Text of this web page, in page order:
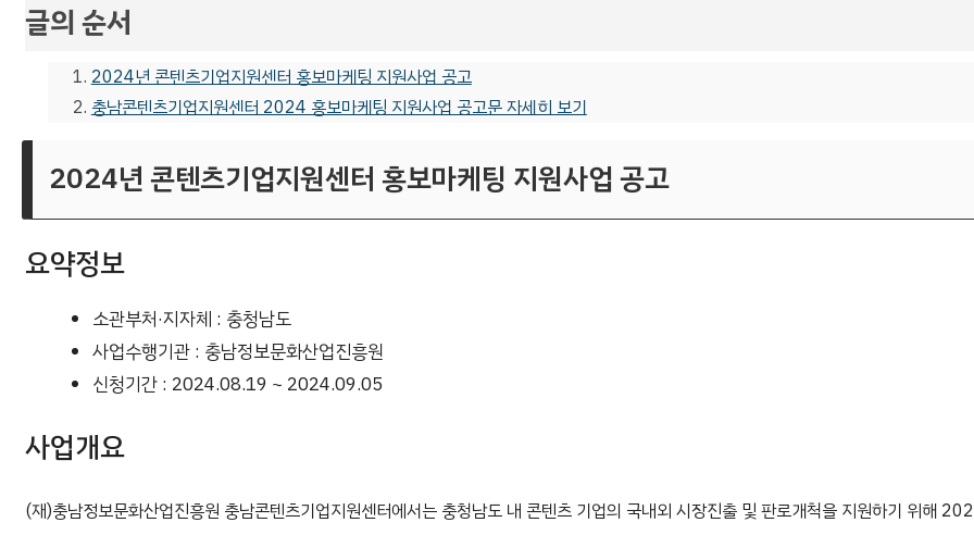
글의 순서
2024년 콘텐츠기업지원센터 홍보마케팅 지원사업 공고
충남콘텐츠기업지원센터 2024 홍보마케팅 지원사업 공고문 자세히 보기
2024년 콘텐츠기업지원센터 홍보마케팅 지원사업 공고
요약정보
소관부처·지자체 : 충청남도
사업수행기관 : 충남정보문화산업진흥원
신청기간 : 2024.08.19 ~ 2024.09.05
사업개요
(재)충남정보문화산업진흥원 충남콘텐츠기업지원센터에서는 충청남도 내 콘텐츠 기업의 국내외 시장진출 및 판로개척을 지원하기 위해